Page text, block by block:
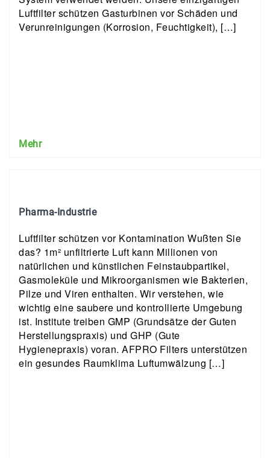
Luftfilter schützen Gasturbinen vor Schäden und
Verunreinigungen (Korrosion, Feuchtigkeit), […]
Mehr
Pharma-Industrie
Luftfilter schützen vor Kontamination Wußten Sie
das? 1m² unfiltrierte Luft kann Millionen von
natürlichen und künstlichen Feinstaubpartikel,
Gasmoleküle und Mikroorganismen wie Bakterien,
Pilze und Viren enthalten. Wir verstehen, wie
wichtig eine saubere und kontrollierte Umgebung
ist. Institute treiben GMP (Grundsätze der Guten
Herstellungspraxis) und GHP (Gute
Hygienepraxis) voran. AFPRO Filters unterstützen
ein gesundes Raumklima Luftumwälzung […]